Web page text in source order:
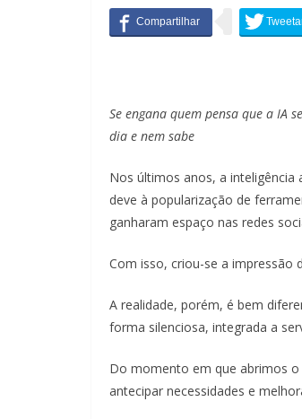
Se engana quem pensa que a IA
dia e nem sabe
Nos últimos anos, a
deve à popularização de
ganharam espaço nas redes
Com isso, criou-se a impressão
A realidade, porém, é bem
forma silenciosa, integrada a
Do momento em que abrimos
antecipar necessidades e